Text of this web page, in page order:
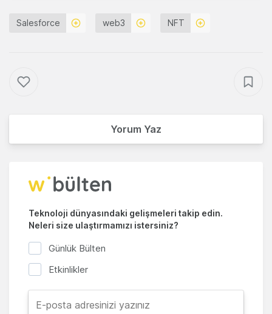
Salesforce web3 NFT
Yorum Yaz
Teknoloji dünyasındaki gelişmeleri takip edin.
Neleri size ulaştırmamızı istersiniz?
Günlük Bülten
Etkinlikler